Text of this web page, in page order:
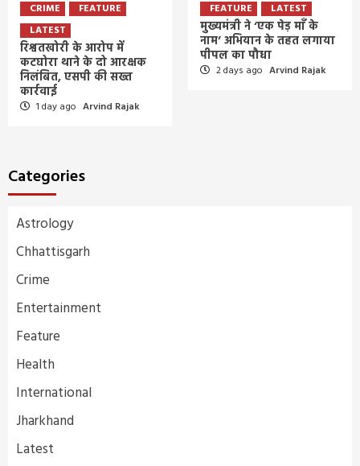
CRIME
FEATURE
LATEST
रिश्वतखोरी के आरोप में
कटघोरा थाने के दो आरक्षक
निलंबित, एसपी की सख्त
कार्रवाई
1 day ago Arvind Rajak
FEATURE
LATEST
मुख्यमंत्री ने ‘एक पेड़ माँ के
नाम’ अभियान के तहत लगाया
पीपल का पौधा
2 days ago Arvind Rajak
Categories
Astrology
Chhattisgarh
Crime
Entertainment
Feature
Health
International
Jharkhand
Latest